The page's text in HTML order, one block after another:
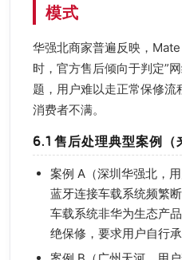
模式
华强北商家普遍反映，
时，官方售后倾向于判定”
题，用户难以走正常保修
消费者不满。
6.1 售后处理典型案例（
案例 A（深圳华强北，
蓝牙连接车载系统频繁
车载系统非华为生态产
绝保修，要求用户自行承